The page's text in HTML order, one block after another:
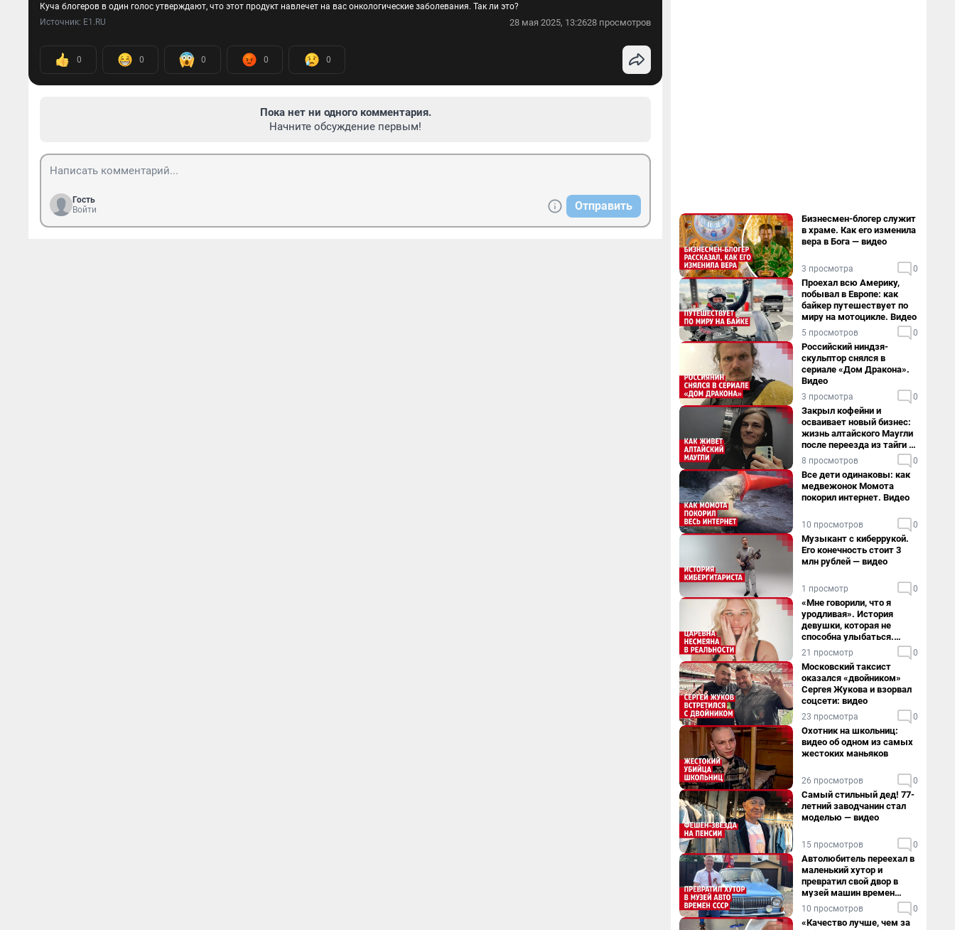
Куча блогеров в один голос утверждают, что этот продукт навлечет на вас онкологические заболевания. Так ли это?
Источник: E1.RU 28 мая 2025, 13:2628 просмотров
0 0 0 0 0
Пока нет ни одного комментария.
Начните обсуждение первым!
Гость
Войти
Отправить
Бизнесмен-блогер служит
в храме. Как его изменила
вера в Бога — видео
3 просмотра 0
Проехал всю Америку,
побывал в Европе: как
байкер путешествует по
миру на мотоцикле. Видео
5 просмотров 0
Российский ниндзя-
скульптор снялся в
сериале «Дом Дракона».
Видео
3 просмотра 0
Закрыл кофейни и
осваивает новый бизнес:
жизнь алтайского Маугли
после переезда из тайги в
столицу
8 просмотров 0
Все дети одинаковы: как
медвежонок Момота
покорил интернет. Видео
10 просмотров 0
Музыкант с киберрукой.
Его конечность стоит 3
млн рублей — видео
1 просмотр 0
«Мне говорили, что я
уродливая». История
девушки, которая не
способна улыбаться.
Видео
21 просмотр 0
Московский таксист
оказался «двойником»
Сергея Жукова и взорвал
соцсети: видео
23 просмотра 0
Охотник на школьниц:
видео об одном из самых
жестоких маньяков
26 просмотров 0
Самый стильный дед! 77-
летний заводчанин стал
моделью — видео
15 просмотров 0
Автолюбитель переехал в
маленький хутор и
превратил свой двор в
музей машин времен
СССР. Видео
10 просмотров 0
«Качество лучше, чем за